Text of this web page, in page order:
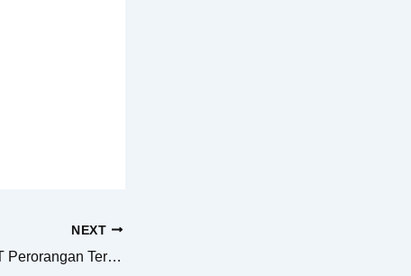
NEXT
Jasa Pendirian PT Perorangan Terbaik di Mojokerto